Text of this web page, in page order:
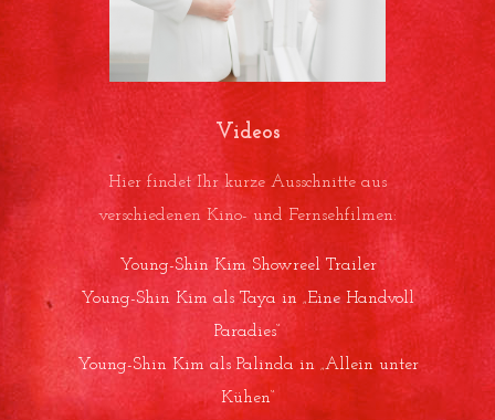
Videos
Hier findet Ihr kurze Ausschnitte aus
verschiedenen Kino- und Fernsehfilmen:
Young-Shin Kim Showreel Trailer
Young-Shin Kim als Taya in „Eine Handvoll
Paradies“
Young-Shin Kim als Palinda in „Allein unter
Kühen“